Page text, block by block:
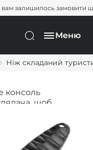
залишилось замовити ще
Меню
Ніж складаний
консоль
щоб